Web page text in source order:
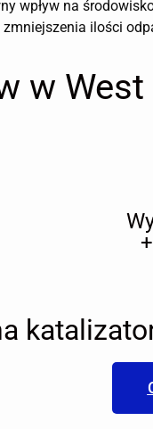
wpływ na
ilości
w West